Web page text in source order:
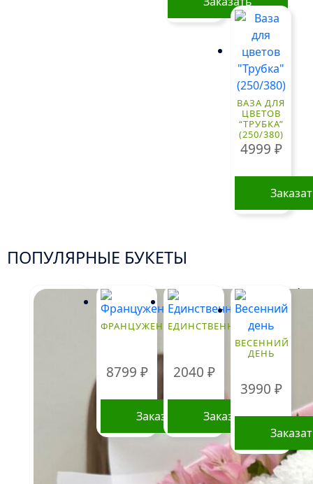
ВАЗА ДЛЯ
ЦВЕТОВ
“ТРУБКА”
(250/380)
4999 ₽
ПОПУЛЯРНЫЕ БУКЕТЫ
ФРАНЦУЖЕНКА
8799 ₽
Заказать
ЕДИНСТВЕННОЙ
2040 ₽
Заказать
ВЕСЕННИЙ
ДЕНЬ
3990 ₽
!